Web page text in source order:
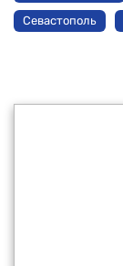
Севастополь